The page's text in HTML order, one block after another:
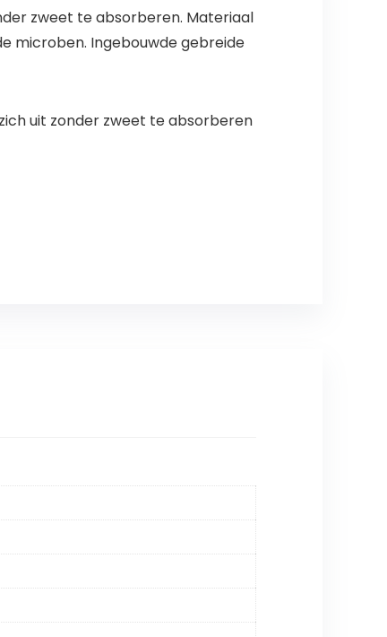
zweet te absorberen. Materiaal
microben. Ingebouwde gebreide
uit zonder zweet te absorberen